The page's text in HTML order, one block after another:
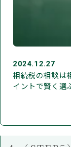
2024.12.27
相続税の相談は
イントで賢く選